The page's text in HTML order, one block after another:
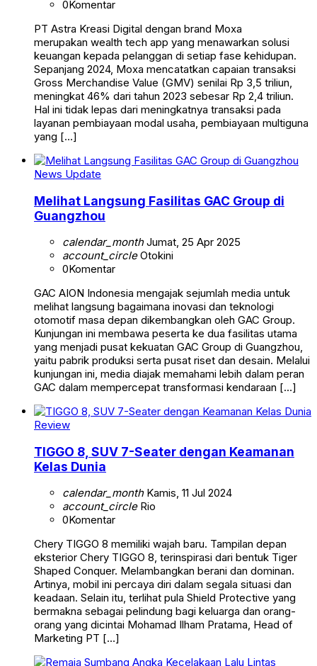
0Komentar
PT Astra Kreasi Digital dengan brand Moxa
merupakan wealth tech app yang menawarkan solusi
keuangan kepada pelanggan di setiap fase kehidupan.
Sepanjang 2024, Moxa mencatatkan capaian transaksi
Gross Merchandise Value (GMV) senilai Rp 3,5 triliun,
meningkat 46% dari tahun 2023 sebesar Rp 2,4 triliun.
Hal ini tidak lepas dari meningkatnya transaksi pada
layanan pembiayaan modal usaha, pembiayaan multiguna
yang […]
News Update
Melihat Langsung Fasilitas GAC Group di
Guangzhou
calendar_monthJumat, 25 Apr 2025
account_circleOtokini
0Komentar
GAC AION Indonesia mengajak sejumlah media untuk
melihat langsung bagaimana inovasi dan teknologi
otomotif masa depan dikembangkan oleh GAC Group.
Kunjungan ini membawa peserta ke dua fasilitas utama
yang menjadi pusat kekuatan GAC Group di Guangzhou,
yaitu pabrik produksi serta pusat riset dan desain. Melalui
kunjungan ini, media diajak memahami lebih dalam peran
GAC dalam mempercepat transformasi kendaraan […]
Review
TIGGO 8, SUV 7-Seater dengan Keamanan
Kelas Dunia
calendar_monthKamis, 11 Jul 2024
account_circleRio
0Komentar
Chery TIGGO 8 memiliki wajah baru. Tampilan depan
eksterior Chery TIGGO 8, terinspirasi dari bentuk Tiger
Shaped Conquer. Melambangkan berani dan dominan.
Artinya, mobil ini percaya diri dalam segala situasi dan
keadaan. Selain itu, terlihat pula Shield Protective yang
bermakna sebagai pelindung bagi keluarga dan orang-
orang yang dicintai Mohamad Ilham Pratama, Head of
Marketing PT […]